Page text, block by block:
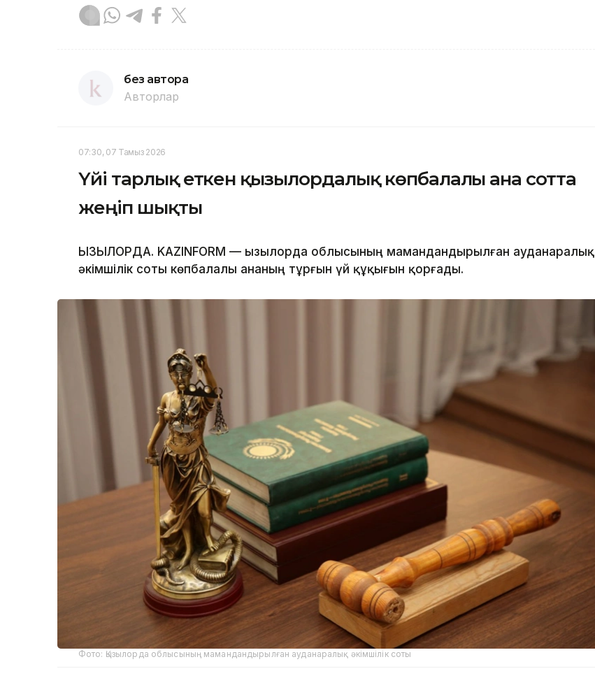
без автора
Авторлар
07:30, 07 Тамыз 2026
Үйі тарлық еткен қызылордалық көпбалалы ана сотта
жеңіп шықты
ҚЫЗЫЛОРДА. KAZINFORM — Қызылорда облысының мамандандырылған ауданаралық
әкімшілік соты көпбалалы ананың тұрғын үй құқығын қорғады.
Фото: Қызылорда облысының мамандандырылған ауданаралық әкімшілік соты